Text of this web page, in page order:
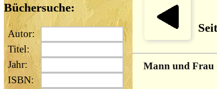
Büchersuche:
Autor:
Titel:
Jahr:
ISBN:
Mann und Frau